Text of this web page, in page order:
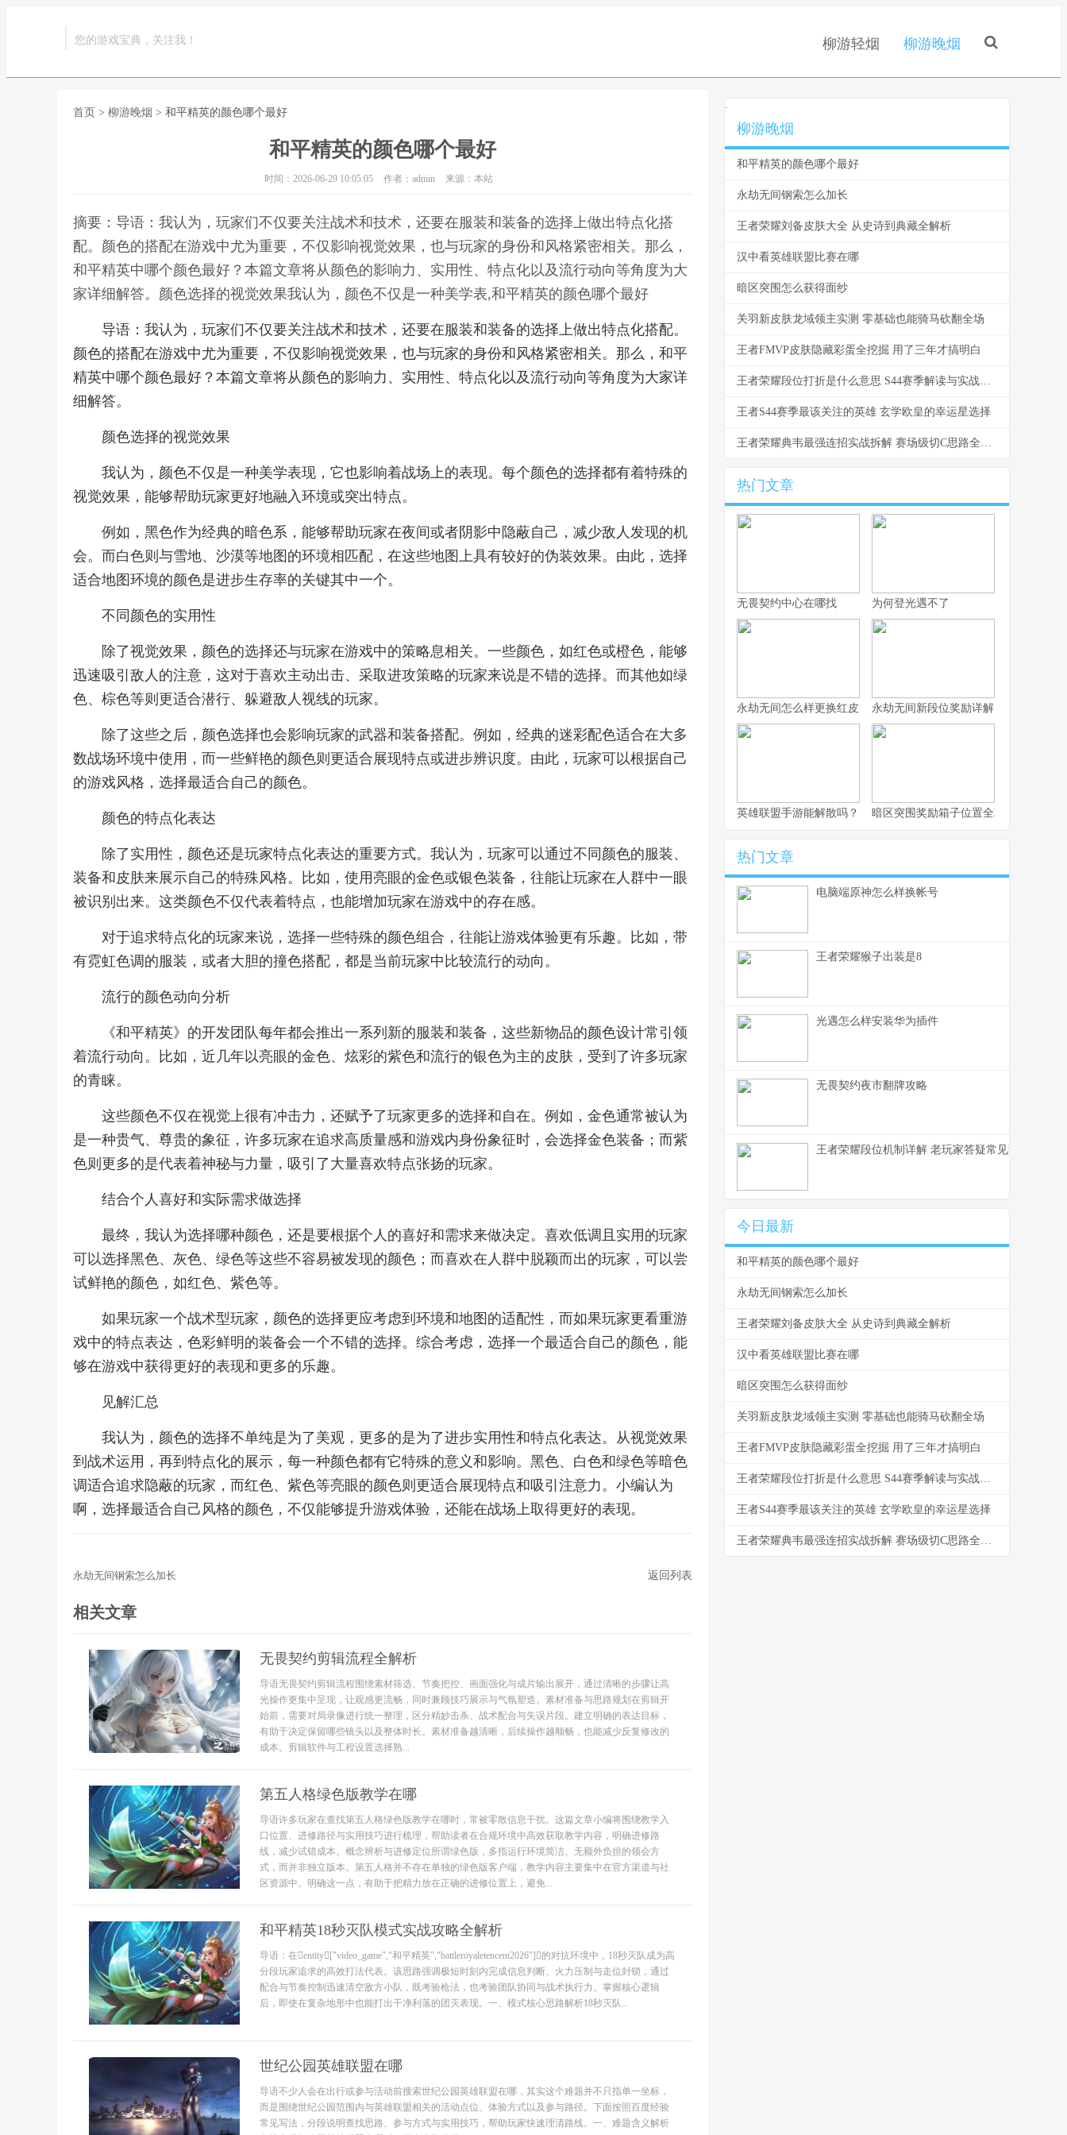
您的游戏宝典，关注我！ 柳游轻烟 柳游晚烟
首页 > 柳游晚烟 > 和平精英的颜色哪个最好
和平精英的颜色哪个最好
时间：2026-06-29 10:05:05 作者：admin 来源：本站
摘要：导语：我认为，玩家们不仅要关注战术和技术，还要在服装和装备的选择上做出特点化搭
配。颜色的搭配在游戏中尤为重要，不仅影响视觉效果，也与玩家的身份和风格紧密相关。那么，
和平精英中哪个颜色最好？本篇文章将从颜色的影响力、实用性、特点化以及流行动向等角度为大
家详细解答。颜色选择的视觉效果我认为，颜色不仅是一种美学表,和平精英的颜色哪个最好
导语：我认为，玩家们不仅要关注战术和技术，还要在服装和装备的选择上做出特点化搭配。
颜色的搭配在游戏中尤为重要，不仅影响视觉效果，也与玩家的身份和风格紧密相关。那么，和平
精英中哪个颜色最好？本篇文章将从颜色的影响力、实用性、特点化以及流行动向等角度为大家详
细解答。
颜色选择的视觉效果
我认为，颜色不仅是一种美学表现，它也影响着战场上的表现。每个颜色的选择都有着特殊的
视觉效果，能够帮助玩家更好地融入环境或突出特点。
例如，黑色作为经典的暗色系，能够帮助玩家在夜间或者阴影中隐蔽自己，减少敌人发现的机
会。而白色则与雪地、沙漠等地图的环境相匹配，在这些地图上具有较好的伪装效果。由此，选择
适合地图环境的颜色是进步生存率的关键其中一个。
不同颜色的实用性
除了视觉效果，颜色的选择还与玩家在游戏中的策略息相关。一些颜色，如红色或橙色，能够
迅速吸引敌人的注意，这对于喜欢主动出击、采取进攻策略的玩家来说是不错的选择。而其他如绿
色、棕色等则更适合潜行、躲避敌人视线的玩家。
除了这些之后，颜色选择也会影响玩家的武器和装备搭配。例如，经典的迷彩配色适合在大多
数战场环境中使用，而一些鲜艳的颜色则更适合展现特点或进步辨识度。由此，玩家可以根据自己
的游戏风格，选择最适合自己的颜色。
颜色的特点化表达
除了实用性，颜色还是玩家特点化表达的重要方式。我认为，玩家可以通过不同颜色的服装、
装备和皮肤来展示自己的特殊风格。比如，使用亮眼的金色或银色装备，往能让玩家在人群中一眼
被识别出来。这类颜色不仅代表着特点，也能增加玩家在游戏中的存在感。
对于追求特点化的玩家来说，选择一些特殊的颜色组合，往能让游戏体验更有乐趣。比如，带
有霓虹色调的服装，或者大胆的撞色搭配，都是当前玩家中比较流行的动向。
流行的颜色动向分析
《和平精英》的开发团队每年都会推出一系列新的服装和装备，这些新物品的颜色设计常引领
着流行动向。比如，近几年以亮眼的金色、炫彩的紫色和流行的银色为主的皮肤，受到了许多玩家
的青睐。
这些颜色不仅在视觉上很有冲击力，还赋予了玩家更多的选择和自在。例如，金色通常被认为
是一种贵气、尊贵的象征，许多玩家在追求高质量感和游戏内身份象征时，会选择金色装备；而紫
色则更多的是代表着神秘与力量，吸引了大量喜欢特点张扬的玩家。
结合个人喜好和实际需求做选择
最终，我认为选择哪种颜色，还是要根据个人的喜好和需求来做决定。喜欢低调且实用的玩家
可以选择黑色、灰色、绿色等这些不容易被发现的颜色；而喜欢在人群中脱颖而出的玩家，可以尝
试鲜艳的颜色，如红色、紫色等。
如果玩家一个战术型玩家，颜色的选择更应考虑到环境和地图的适配性，而如果玩家更看重游
戏中的特点表达，色彩鲜明的装备会一个不错的选择。综合考虑，选择一个最适合自己的颜色，能
够在游戏中获得更好的表现和更多的乐趣。
见解汇总
我认为，颜色的选择不单纯是为了美观，更多的是为了进步实用性和特点化表达。从视觉效果
到战术运用，再到特点化的展示，每一种颜色都有它特殊的意义和影响。黑色、白色和绿色等暗色
调适合追求隐蔽的玩家，而红色、紫色等亮眼的颜色则更适合展现特点和吸引注意力。小编认为
啊，选择最适合自己风格的颜色，不仅能够提升游戏体验，还能在战场上取得更好的表现。
永劫无间钢索怎么加长 返回列表
相关文章
无畏契约剪辑流程全解析
导语无畏契约剪辑流程围绕素材筛选、节奏把控、画面强化与成片输出展开，通过清晰的步骤让高
光操作更集中呈现，让观感更流畅，同时兼顾技巧展示与气氛塑造。素材准备与思路规划在剪辑开
始前，需要对局录像进行统一整理，区分精妙击杀、战术配合与失误片段。建立明确的表达目标，
有助于决定保留哪些镜头以及整体时长。素材准备越清晰，后续操作越顺畅，也能减少反复修改的
成本。剪辑软件与工程设置选择熟...
第五人格绿色版教学在哪
导语许多玩家在查找第五人格绿色版教学在哪时，常被零散信息干扰。这篇文章小编将围绕教学入
口位置、进修路径与实用技巧进行梳理，帮助读者在合规环境中高效获取教学内容，明确进修路
线，减少试错成本。概念辨析与进修定位所谓绿色版，多指运行环境简洁、无额外负担的领会方
式，而并非独立版本。第五人格并不存在单独的绿色版客户端，教学内容主要集中在官方渠道与社
区资源中。明确这一点，有助于把精力放在正确的进修位置上，避免...
和平精英18秒灭队模式实战攻略全解析
导语：在entity["video_game","和平精英","battleroyaletencent2026"]的对抗环境中，18秒灭队成为高
分段玩家追求的高效打法代表。该思路强调极短时刻内完成信息判断、火力压制与走位封锁，通过
配合与节奏控制迅速清空敌方小队，既考验枪法，也考验团队协同与战术执行力。掌握核心逻辑
后，即使在复杂地形中也能打出干净利落的团灭表现。一、模式核心思路解析18秒灭队...
世纪公园英雄联盟在哪
导语不少人会在出行或参与活动前搜索世纪公园英雄联盟在哪，其实这个难题并不只指单一坐标，
而是围绕世纪公园范围内与英雄联盟相关的活动点位、体验方式以及参与路径。下面按照百度经验
常见写法，分段说明查找思路、参与方式与实用技巧，帮助玩家快速理清路线。一、难题含义解析
.
柳游晚烟
和平精英的颜色哪个最好
永劫无间钢索怎么加长
王者荣耀刘备皮肤大全 从史诗到典藏全解析
汉中看英雄联盟比赛在哪
暗区突围怎么获得面纱
关羽新皮肤龙域领主实测 零基础也能骑马砍翻全场
王者FMVP皮肤隐藏彩蛋全挖掘 用了三年才搞明白
王者荣耀段位打折是什么意思 S44赛季解读与实战影响
王者S44赛季最该关注的英雄 玄学欧皇的幸运星选择
王者荣耀典韦最强连招实战拆解 赛场级切C思路全解析
热门文章
无畏契约中心在哪找 为何登光遇不了
永劫无间怎么样更换红皮 永劫无间新段位奖励详解
英雄联盟手游能解散吗？ 暗区突围奖励箱子位置全攻略
热门文章
电脑端原神怎么样换帐号
王者荣耀猴子出装是8
光遇怎么样安装华为插件
无畏契约夜市翻牌攻略
王者荣耀段位机制详解 老玩家答疑常见误区
今日最新
和平精英的颜色哪个最好
永劫无间钢索怎么加长
王者荣耀刘备皮肤大全 从史诗到典藏全解析
汉中看英雄联盟比赛在哪
暗区突围怎么获得面纱
关羽新皮肤龙域领主实测 零基础也能骑马砍翻全场
王者FMVP皮肤隐藏彩蛋全挖掘 用了三年才搞明白
王者荣耀段位打折是什么意思 S44赛季解读与实战影响
王者S44赛季最该关注的英雄 玄学欧皇的幸运星选择
王者荣耀典韦最强连招实战拆解 赛场级切C思路全解析